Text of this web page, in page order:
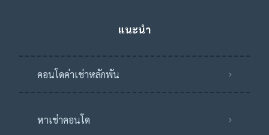
แนะนำ
คอนโดค่าเช่าหลักพัน
หาเช่าคอนโด